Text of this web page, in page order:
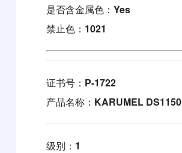
是否含金属色： Yes
禁止色： 1021
证书号： P-1722
产品名称： KARUMEL DS1150
级别： 1